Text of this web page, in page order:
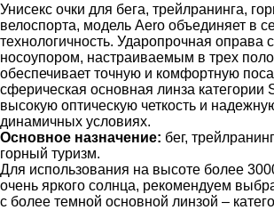
Унисекс очки для бега, трейлранинга,
велоспорта, модель Aero объединяет в
технологичность. Ударопрочная оправа
носоупором, настраиваемым в трех
обеспечивает точную и комфортную
сферическая основная линза категории
высокую оптическую четкость и
динамичных условиях.
Основное назначение: бег,
горный туризм.
Для использования на высоте более
очень яркого солнца, рекомендуем
с более темной основной линзой –